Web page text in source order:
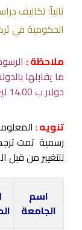
ثانياً: تكاليف
الحكومية في
ملاحظة :
دولار ب 14.00 ليرة تركية
تنويه:
رسمية تمت
للتغيير من قبل
اسم
الجامعة